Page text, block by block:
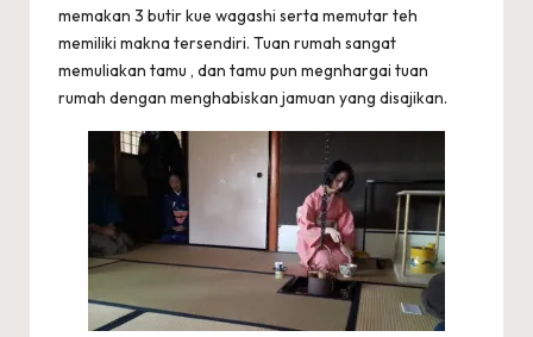
memakan 3 butir kue wagashi serta memutar teh
memiliki makna tersendiri. Tuan rumah sangat
memuliakan tamu , dan tamu pun megnhargai tuan
rumah dengan menghabiskan jamuan yang disajikan.